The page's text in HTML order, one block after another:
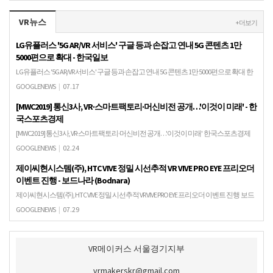
VR뉴스 + 더보기
LG유플러스 '5G AR/VR 서비스' 구글 등과 손잡고 연내 5G 콘텐츠 1만
5000편으로 확대 - 한국일보
LG유플러스 '5G AR/VR 서비스' 구글 등과 손잡고 연내 5G 콘텐츠 1만 5000편으로 확대 한
국일보증강현실(AR), 가상현실(VR) 등 현재 9000여 편의 U+5G 전용 콘텐츠를 제공 중인
GOOGLENEWS | 07.17
[MWC2019] 통신3사, VR·스마트팩토리·머신비전 공개…'이것이 미래' - 한
국스포츠경제
[MWC2019] 통신3사, VR·스마트팩토리·머신비전 공개…'이것이 미래' 한국스포츠경제
SK텔레콤, KT, LG유플러스 등 통신 3사가 25일(현지시간) 스페인에서 개최되는 'MWC
GOOGLENEWS | 02.24
제이씨현시스템(주), HTC VIVE 정밀 시선추적 VR VIVE PRO EYE 프리오더
이벤트 진행 - 보드나라 (Bodnara)
제이씨현시스템(주), HTC VIVE 정밀 시선추적 VR VIVE PRO EYE 프리오더 이벤트 진행 보드
나라 (Bodnara)HTC VIVE(바이브)의 국내 공식 공급원인 제이씨현시스템㈜은 정밀 시선
추적 기능을…
GOOGLENEWS | 07.29
VR메이커스 서울경기지부
vrmakerskr@gmail.com